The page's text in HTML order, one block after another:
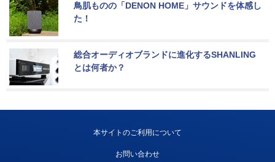
鳥肌ものの「DENON HOME」サウンドを体感し
た！
総合オーディオブランドに進化するSHANLING
とは何者か？
本サイトのご利用について
お問い合わせ